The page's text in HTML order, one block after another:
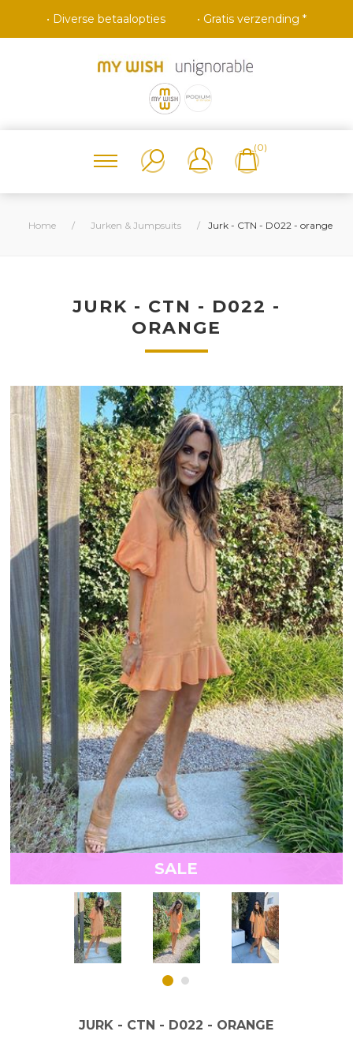
• Diverse betaalopties • Gratis verzending *
(0)
Home / Jurken & Jumpsuits / Jurk - CTN - D022 - orange
JURK - CTN - D022 -
ORANGE
SALE
JURK - CTN - D022 - ORANGE